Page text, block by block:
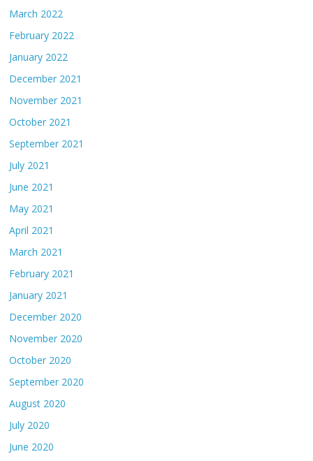
March 2022
February 2022
January 2022
December 2021
November 2021
October 2021
September 2021
July 2021
June 2021
May 2021
April 2021
March 2021
February 2021
January 2021
December 2020
November 2020
October 2020
September 2020
August 2020
July 2020
June 2020